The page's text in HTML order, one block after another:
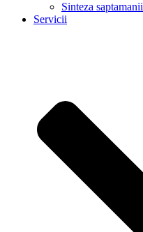
Sinteza saptamanii
Servicii